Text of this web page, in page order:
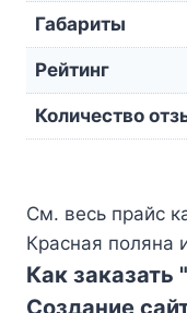
Габариты
Рейтинг
Количество
См. весь прайс
Красная поляна
Как заказать
Создание